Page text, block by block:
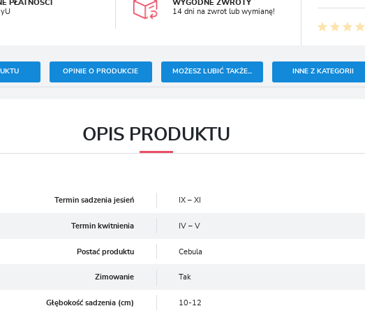
PŁATNOŚCI
WYGODNE ZWROTY
14 dni na zwrot lub wymianę!
OPINIE O PRODUKCIE MOŻESZ LUBIĆ TAKŻE... INNE Z KATEGORII
OPIS PRODUKTU
Termin sadzenia jesień IX – XI
Termin kwitnienia IV – V
Postać produktu Cebula
Zimowanie Tak
Głębokość sadzenia (cm) 10-12